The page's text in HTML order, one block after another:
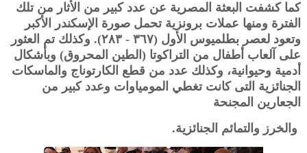
كما كشفت البعثة المصرية عن عدد كبير من الأثار من تلك
الفترة ومنها عملات برونزية تحمل صورة الإسكندر الأكبر
وتعود لعصر بطلميوس الأول (٣٦٧ - ٢٨٣). وكذلك تم العثور
على آلعاب أطفال من التراكوتا (الطين المحروق) وبأشكال
أدمية وحيوانية، وكذلك عدد من قطع الكارتوناج والماسكات
الجنائزية التى كانت تغطي المومياوات وعدد كبير من
الجعارين المجنحة
والخرز والتمائم الجنائزية.